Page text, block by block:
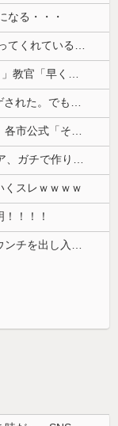
なる・・・
くスレｗｗｗｗ
！！！